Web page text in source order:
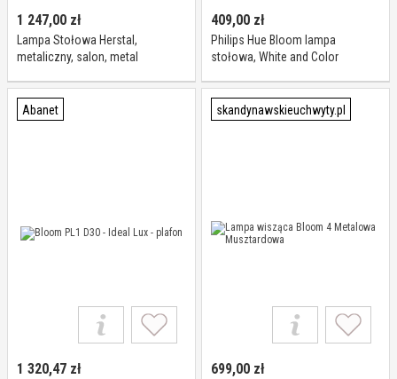
1 247,00 zł
Lampa Stołowa Herstal,
metaliczny, salon, metal
409,00 zł
Philips Hue Bloom lampa
stołowa, White and Color
biały / opal, salon / jadalnia,
tworzywo sztuczne,
nowoczesny
Abanet
1 320,47 zł
skandynawskieuchwyty.pl
699,00 zł